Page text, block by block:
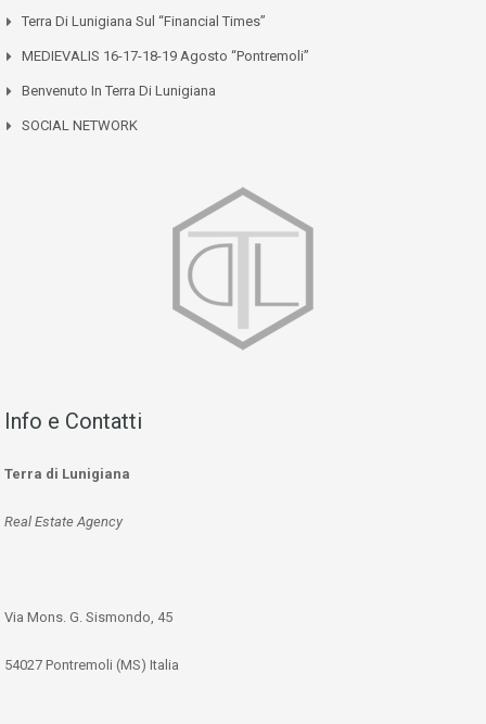
Terra Di Lunigiana Sul “Financial Times”
MEDIEVALIS 16-17-18-19 Agosto “Pontremoli”
Benvenuto In Terra Di Lunigiana
SOCIAL NETWORK
Info e Contatti
Terra di Lunigiana
Real Estate Agency
Via Mons. G. Sismondo, 45
54027 Pontremoli (MS) Italia